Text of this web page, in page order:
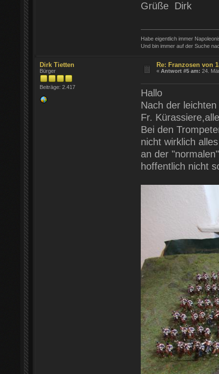
Grüße Dirk
Habe eigentlich immer
Und bin immer auf der Suche
Dirk Tietten
Bürger
Beiträge: 2.417
Re: Franzosen von
«Antwort #5 am: 24.
Hallo
Nach der
Fr.
Bei den
nicht wirklich
an der
hoffentlich nicht